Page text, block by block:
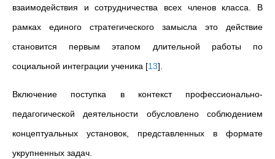
взаимодействия и сотрудничества всех членов класса. В
рамках единого стратегического замысла это действие
становится первым этапом длительной работы по
социальной интеграции ученика [13]
Включение поступка в контекст профессионально-
педагогической деятельности обусловлено соблюдением
концептуальных установок, представленных в формате
укрупненных задач.